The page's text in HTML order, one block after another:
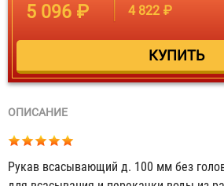
5 096 ₽ 4 822 ₽
ОПИСАНИЕ
Рукав всасывающий д. 100 мм без